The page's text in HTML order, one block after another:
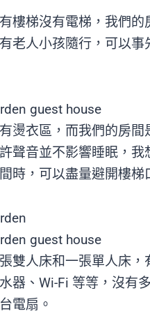
樓梯沒有電梯，我們
老人小孩隨行，可以
燙衣區，而我們的房
聲音並不影響睡眠，
時，可以盡量避開樓梯
雙人床和一張單人床
器、Wi-Fi 等等，沒有
電扇。